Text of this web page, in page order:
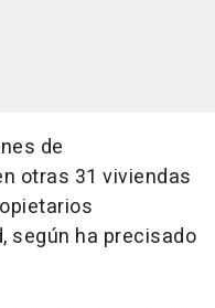
de
otras 31 viviendas
según ha precisado